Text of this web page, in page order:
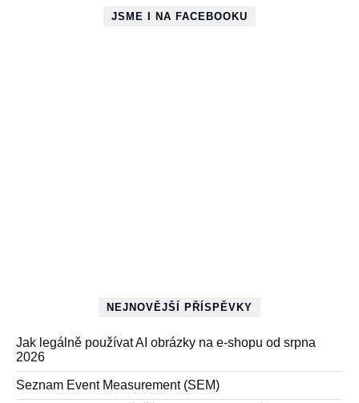
JSME I NA FACEBOOKU
NEJNOVĚJŠÍ PŘÍSPĚVKY
Jak legálně používat AI obrázky na e-shopu od srpna
2026
Seznam Event Measurement (SEM)